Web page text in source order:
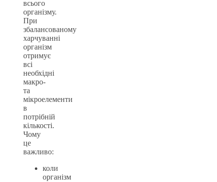
всього
організму.
При
збалансованому
харчуванні
організм
отримує
всі
необхідні
макро-
та
мікроелементи
в
потрібній
кількості.
Чому
це
важливо:
коли
організм